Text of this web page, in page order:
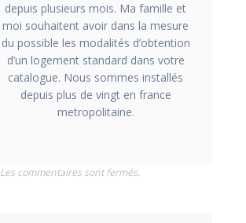
depuis plusieurs mois. Ma famille et
moi souhaitent avoir dans la mesure
du possible les modalités d’obtention
d’un logement standard dans votre
catalogue. Nous sommes installés
depuis plus de vingt en france
metropolitaine.
Les commentaires sont fermés.